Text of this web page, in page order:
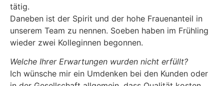
tätig.
Daneben ist der Spirit und der hohe Frauenanteil in
unserem Team zu nennen. Soeben haben im Frühling
wieder zwei Kolleginnen begonnen.
Welche Ihrer Erwartungen wurden nicht erfüllt?
Ich wünsche mir ein Umdenken bei den Kunden oder